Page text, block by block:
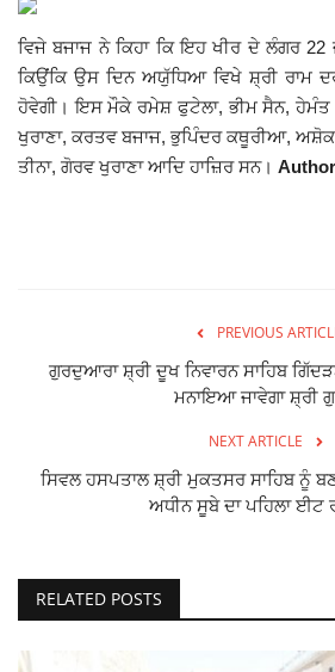
Giddarbaha
Railway Time Table
Lambi
Important
ਵਿਜੇ ਬਜਾਜ ਨੇ ਕਿਹਾ ਕਿ ਇਹ ਖੀਰ ਦੇ ਲੰਗਰ 22
ਕਿਉਂਕਿ ਉਸ ਦਿਨ ਅਯੁੱਧਿਆ ਵਿਖੇ ਸ਼੍ਰੀ ਰਾਮ
ਹੋਵੇਗੀ। ਇਸ ਮੌਕੇ ਰਮੇਸ਼ ਫੁਟੇਲਾ, ਭੀਮ ਸੈਨ,
ਖੁਰਾਣਾ, ਕਰਤਵ ਬਜਾਜ, ਭੁਪਿੰਦਰ ਕਥੂਰੀਆ, ਅਸ਼ੋਕ
ਤੀਨਾ, ਗੋਰਵ ਖੁਰਾਣਾ ਆਦਿ ਹਾਜ਼ਿਰ ਸਨ।
PREVIOUS
ਗੁਰਦੁਆਰਾ ਸ਼੍ਰੀ ਦੂਖ ਨਿਵਾਰਨ ਸਾਹਿਬ
ਮਨਾਇਆ ਜਾਵੇਗਾ ਸ਼੍ਰੀ
NEXT ARTICLE
ਸਿਵਲ ਹਸਪਤਾਲ ਸ਼੍ਰੀ ਮੁਕਤਸਰ ਸਾਹਿਬ ਨੂੰ
ਅਧੀਨ ਸੂਬੇ ਦਾ ਪਹਿਲਾ ਈਟ
RELATED POSTS